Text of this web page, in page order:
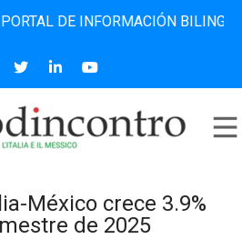
DE INFORMACIÓN BILINGÜE
México crece 3.9%
de 2025